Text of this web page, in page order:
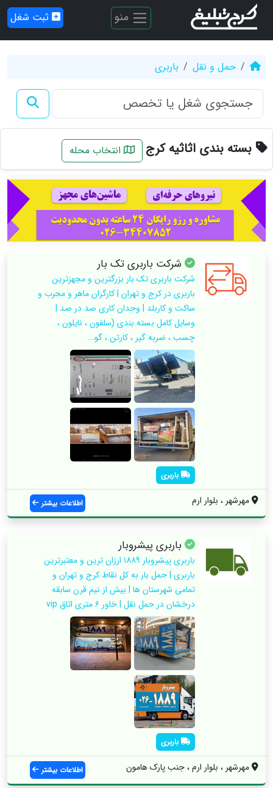
منو ثبت شغل
حمل و نقل باربری
بسته بندی اثاثیه کرج انتخاب محله
شرکت باربری تک بار
شرکت باربری‌ تک بار بزرگترین و مجهزترین
باربری در کرج و تهران | کارگران ماهر و مجرب و
ساکت و کاربلد | وجدان کاری صد در صد |
وسایل کامل بسته بندی (سلفون ، نایلون ،
چسب ، ضربه گیر ، کارتن ، گو...
باربری
مهرشهر ، بلوار ارم اطلاعات بیشتر
باربری پیشروبار
باربری پیشروبار ۱۸۸۹ ارزان ترین و معتبرترین
باربری | حمل بار به کل نقاط کرج و تهران و
تمامی شهرستان ها | بیش از نیم قرن سابقه
درخشان در حمل نقل | خاور ۶ متری اتاق vip
باربری
مهرشهر ، بلوار ارم ، جنب پارک هامون اطلاعات بیشتر